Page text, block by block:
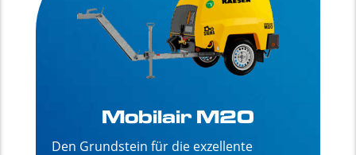
Mobilair M20
Den Grundstein für die exzellente